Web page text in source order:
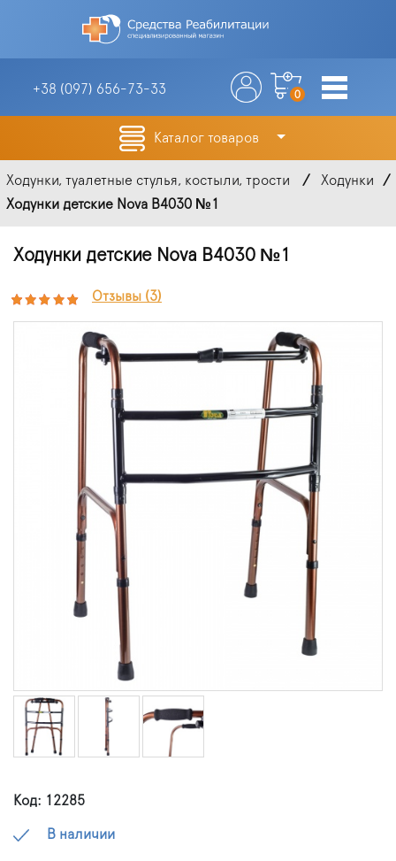
+38 (097) 656-73-33 0
Каталог товаров
Ходунки, туалетные стулья, костыли, трости
Ходунки
Ходунки детские Nova B4030 №1
Ходунки детские Nova B4030 №1
Отзывы (3)
Код: 12285
В наличии